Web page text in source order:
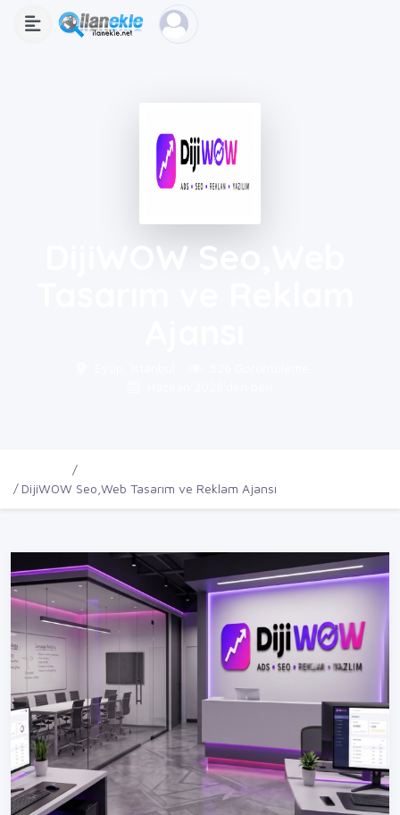
DijiWOW Seo,Web
DijiWOW Seo,Web Tasarım ve Reklam Ajansı